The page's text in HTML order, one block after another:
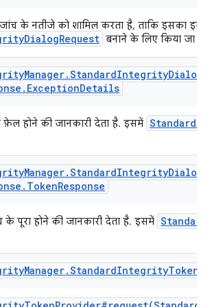
जांच के नतीजे को शामिल करता है, ताकि इसका
बनाने के लिए किया जा
Manager.StandardIntegrityDialog
. ExceptionDetails
फ़ेल होने की जानकारी देता है. इसमें
Manager.StandardIntegrityDialog
. TokenResponse
के पूरा होने की जानकारी देता है. इसमें
Manager.StandardIntegrityToken